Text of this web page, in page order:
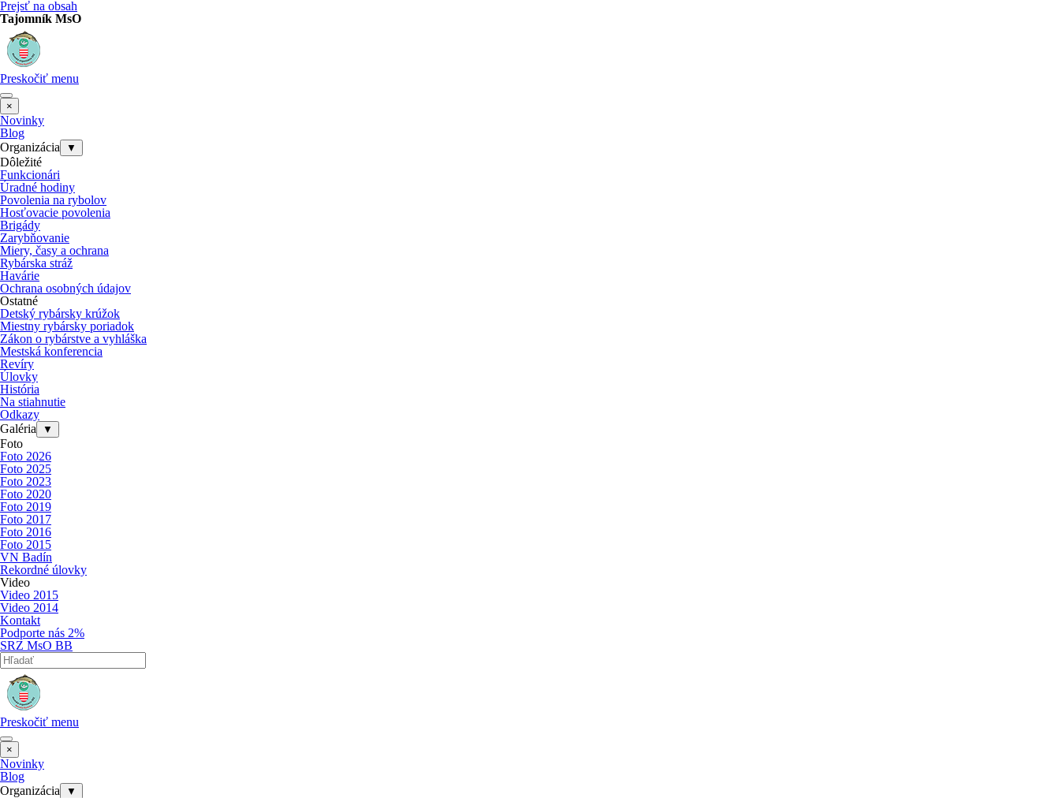
Prejsť na obsah
Tajomník MsO
Preskočiť menu
×
Novinky
Blog
Organizácia
▼
Dôležité
Funkcionári
Úradné hodiny
Povolenia na rybolov
Hosťovacie povolenia
Brigády
Zarybňovanie
Miery, časy a ochrana
Rybárska stráž
Havárie
Ochrana osobných údajov
Ostatné
Detský rybársky krúžok
Miestny rybársky poriadok
Zákon o rybárstve a vyhláška
Mestská konferencia
Revíry
Úlovky
História
Na stiahnutie
Odkazy
Galéria
▼
Foto
Foto 2026
Foto 2025
Foto 2023
Foto 2020
Foto 2019
Foto 2017
Foto 2016
Foto 2015
VN Badín
Rekordné úlovky
Video
Video 2015
Video 2014
Kontakt
Podporte nás 2%
SRZ MsO BB
Preskočiť menu
×
Novinky
Blog
Organizácia
▼